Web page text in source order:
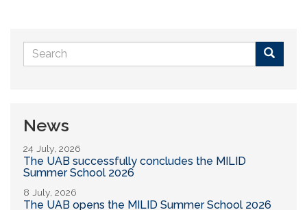
Search
form
News
24 July, 2026
The UAB successfully concludes the MILID
Summer School 2026
8 July, 2026
The UAB opens the MILID Summer School 2026